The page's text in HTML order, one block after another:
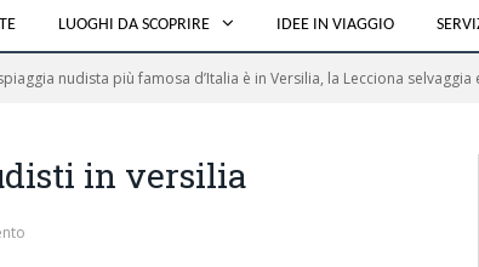
LUOGHI DA SCOPRIRE IDEE IN VIAGGIO
nudista più famosa d’Italia è in Versilia, la Lecciona selvaggia
in versilia